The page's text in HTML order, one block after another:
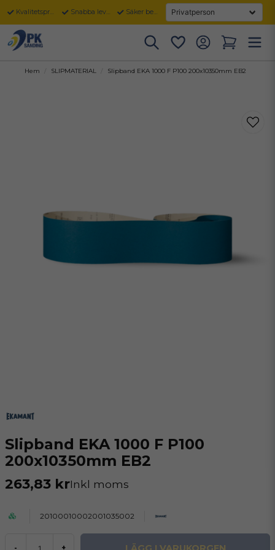
Kvalitetsprodukter Snabba leveranser Säker betalning
Hem SLIPMATERIAL Slipband EKA 1000 F P100 200x10350mm EB2
Slipband EKA 1000 F P100
200x10350mm EB2
263,83 krInkl moms
20100010002001035002
- +